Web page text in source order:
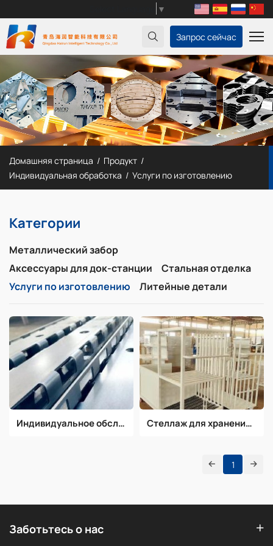
▼
Запрос сейчас
Домашняя страница
Продукт
Индивидуальная обработка
Услуги по изготовлению
Категории
Металлический забор
Аксессуары для док-станции
Стальная отделка
Услуги по изготовлению
Литейные детали
Индивидуальное обслуживание Стеллаж для храненияСтеллажи
1
Заботьтесь о нас